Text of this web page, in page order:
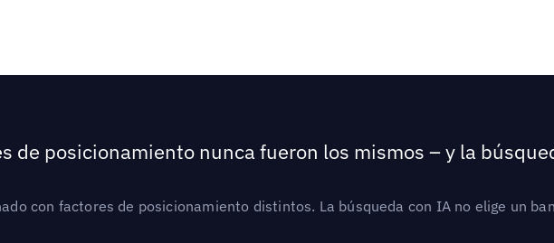
de posicionamiento nunca fueron los mismos – y la
con factores de posicionamiento distintos. La búsqueda con IA no elige un